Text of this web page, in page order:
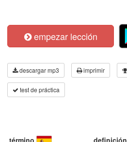
empezar lección
descargar mp3 imprimir
test de práctica
término definición